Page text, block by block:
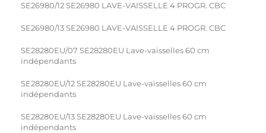
SE26980/12 SE26980 LAVE-VAISSELLE 4 PROGR. CBC
SE26980/13 SE26980 LAVE-VAISSELLE 4 PROGR. CBC
SE28280EU/07 SE28280EU Lave-vaisselles 60 cm
indépendants
SE28280EU/12 SE28280EU Lave-vaisselles 60 cm
indépendants
SE28280EU/13 SE28280EU Lave-vaisselles 60 cm
indépendants